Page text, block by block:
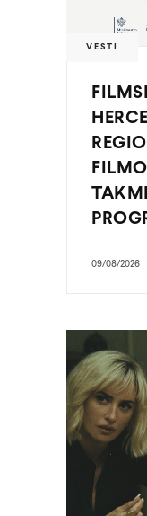
VESTI
09/08/2026